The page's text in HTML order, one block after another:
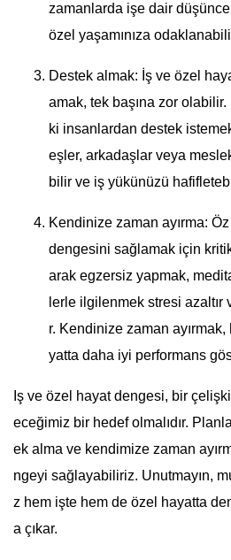
zamanlarda işe dair
özel yaşamınıza
Destek almak: İş ve özel
amak, tek başına zor
ki insanlardan destek
eşler, arkadaşlar veya
bilir ve iş yükünüzü
Kendinize zaman ayırma:
dengesini sağlamak için
arak egzersiz yapmak,
lerle ilgilenmek stresi azaltır
r. Kendinize zaman
yatta daha iyi performans
Iş ve özel hayat dengesi, bir
eceğimiz bir hedef olmalıdır.
ek alma ve kendimize zaman
ngeyi sağlayabiliriz. Unutmayın,
z hem işte hem de özel hayatta
a çıkar.